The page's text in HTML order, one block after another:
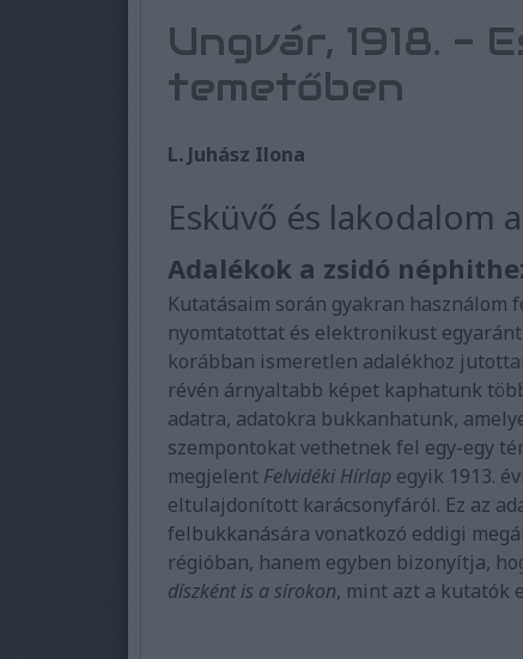
Ungvár, 1918. -
temetőben
L. Juhász Ilona
Esküvő és lakodalom
Adalékok a zsidó
Kutatásaim során gyakran használom
nyomtatottat és elektronikust
korábban ismeretlen adalékhoz
révén árnyaltabb képet kaphatunk
adatra, adatokra bukkanhatunk,
szempontokat vethetnek fel egy-egy
megjelent Felvidéki Hírlap egyik 1913.
eltulajdonított karácsonyfáról. Ez az
felbukkanására vonatkozó eddigi
régióban, hanem egyben bizonyítja,
díszként is a sírokon, mint azt a kutatók